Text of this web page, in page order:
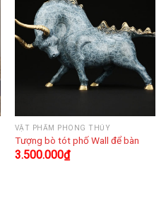
VẬT PHẨM PHONG THỦY
Tượng bò tót phố Wall để bàn
3.500.000₫